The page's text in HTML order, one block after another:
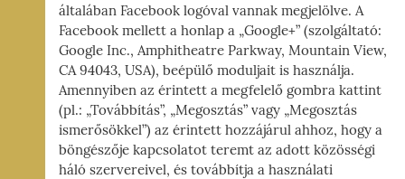
általában Facebook logóval vannak megjelölve. A
Facebook mellett a honlap a „Google+” (szolgáltató:
Google Inc., Amphitheatre Parkway, Mountain View,
CA 94043, USA), beépülő moduljait is használja.
Amennyiben az érintett a megfelelő gombra kattint
(pl.: „Továbbítás”, „Megosztás” vagy „Megosztás
ismerősökkel”) az érintett hozzájárul ahhoz, hogy a
böngészője kapcsolatot teremt az adott közösségi
háló szervereivel, és továbbítja a használati